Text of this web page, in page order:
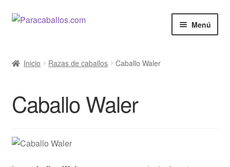
Ir
navegación
Ir
Menú
Salud
Inicio Razas de caballos Caballo Waler
Caballo Waler